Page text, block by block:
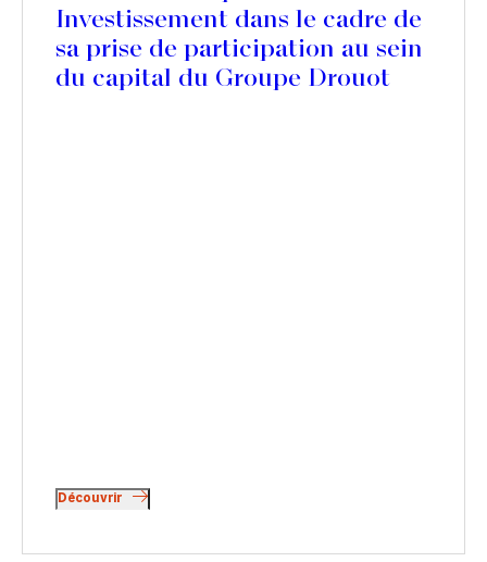
Investissement dans le cadre de
sa prise de participation au sein
du capital du Groupe Drouot
Découvrir